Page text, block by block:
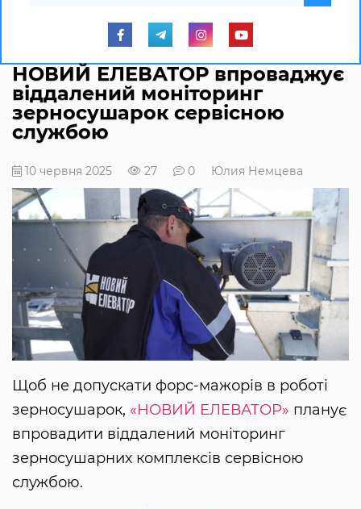
НОВИЙ ЕЛЕВАТОР впроваджує
віддалений моніторинг
зерносушарок сервісною
службою
10 червня 2025 27 0 Юлия Немцева
Щоб не допускати форс-мажорів в роботі
зерносушарок, «НОВИЙ ЕЛЕВАТОР» планує
впровадити віддалений моніторинг
зерносушарних комплексів сервісною
службою.